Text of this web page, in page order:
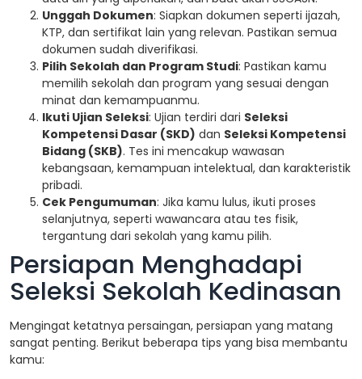
Unggah Dokumen: Siapkan dokumen seperti ijazah,
KTP, dan sertifikat lain yang relevan. Pastikan semua
dokumen sudah diverifikasi.
Pilih Sekolah dan Program Studi: Pastikan kamu
memilih sekolah dan program yang sesuai dengan
minat dan kemampuanmu.
Ikuti Ujian Seleksi: Ujian terdiri dari Seleksi
Kompetensi Dasar (SKD) dan Seleksi Kompetensi
Bidang (SKB). Tes ini mencakup wawasan
kebangsaan, kemampuan intelektual, dan karakteristik
pribadi.
Cek Pengumuman: Jika kamu lulus, ikuti proses
selanjutnya, seperti wawancara atau tes fisik,
tergantung dari sekolah yang kamu pilih.
Persiapan Menghadapi
Seleksi Sekolah Kedinasan
Mengingat ketatnya persaingan, persiapan yang matang
sangat penting. Berikut beberapa tips yang bisa membantu
kamu: